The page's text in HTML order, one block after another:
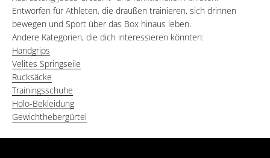
Entworfen für Athleten, die draußen trainieren, sich drinnen
bewegen und Sport über das Box hinaus leben.
Andere Kategorien, die dich interessieren könnten:
Handgrips
Velites Springseile
Rucksäcke
Trainingsschuhe
Holo-Bekleidung
Gewichthebergürtel